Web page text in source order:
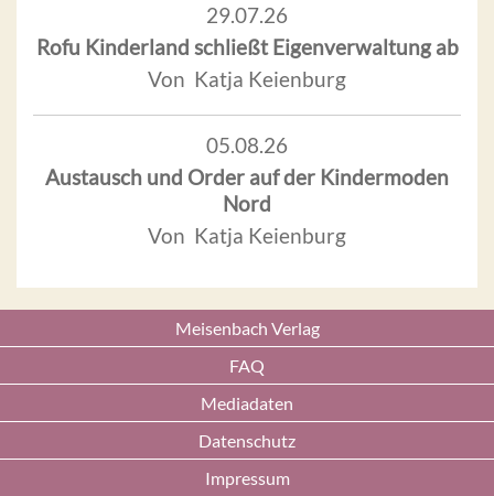
29.07.26
Rofu Kinderland schließt Eigenverwaltung ab
Von Katja Keienburg
05.08.26
Austausch und Order auf der Kindermoden
Nord
Von Katja Keienburg
Meisenbach Verlag
FAQ
Mediadaten
Datenschutz
Impressum